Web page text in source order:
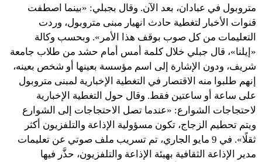
متروبول في عبادان، بعد الآن. وقال بجبلي: «بينما اصطفت
قنوات الأخبار لتغطية حادث انهيار مبنى متروبول، وردت
التعليمات من كل صوب بوقف هذا الأمر». وبحسب وكالة
«إيلنا»، قال جبلي خلال كلمة أمس أمام حشد من طلاب جامعة
شريف، ودون الإشارة إلى اسم مؤسسة بعينها أو شخص بعينه،
إنهم طلبوا منه الاقتصار في التغطية الإخبارية لمبنى متروبول
على ساعة أو ساعتين فقط. وقال حول التغطية الإخبارية
لاحتجاجات الشوارع: «عندما تصل الاحتجاجات إلى الشوارع
ويتم تحطيم الزجاج، تكون مسؤولية الإذاعة والتلفزيون أكثر
ثقلًا». في 9 مايو الجاري، تم تسريب ملف صوتي عن تعليمات
مدير الإذاعة الثقافية بهيئة الإذاعة والتلفزيون، حذَّر فيها